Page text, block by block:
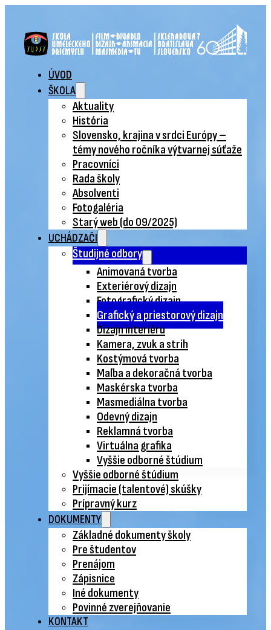
ÚVOD
ŠKOLA
Aktuality
História
Slovensko, krajina v srdci Európy –
témy nového ročníka výtvarnej súťaže
Pracovníci
Rada školy
Absolventi
Fotogaléria
Starý web (do 09/2025)
UCHÁDZAČI
Študijné odbory
Animovaná tvorba
Exteriérový dizajn
Fotografický dizajn
Grafický a priestorový dizajn
Dizajn interiéru
Kamera, zvuk a strih
Kostýmová tvorba
Maľba a dekoračná tvorba
Maskérska tvorba
Masmediálna tvorba
Odevný dizajn
Reklamná tvorba
Virtuálna grafika
Vyššie odborné štúdium
Vyššie odborné štúdium
Prijímacie (talentové) skúšky
Prípravný kurz
DOKUMENTY
Základné dokumenty školy
Pre študentov
Prenájom
Zápisnice
Iné dokumenty
Povinné zverejňovanie
KONTAKT